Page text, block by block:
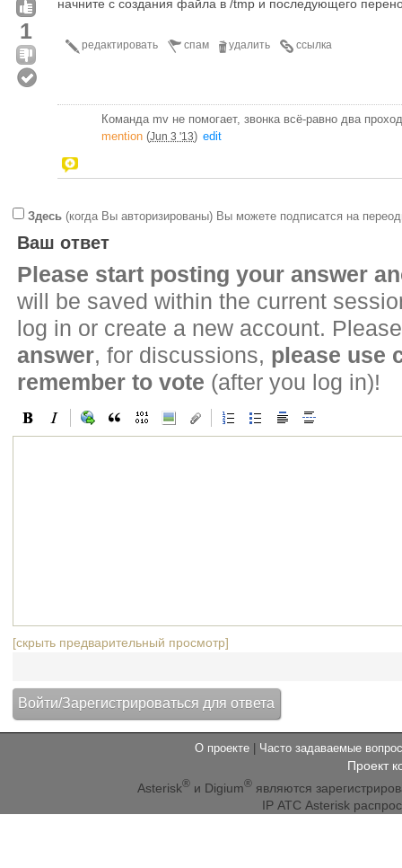
1
начните с создания файла в /tmp и последующего
ссылка
удалить
спам
редактировать
Команда mv не помогает, звонка всё-равно два
mention (Jun 3 '13) edit
Здесь (когда Вы авторизированы) Вы можете подписатся на
Ваш ответ
Please start posting your answer
will be saved within the current
log in or create a new account.
answer, for discussions, please use
remember to vote (after you log in)!
[скрыть предварительный просмотр]
О проекте Часто задаваемые
Проект
Asterisk® и Digium® являются
IP АТС Asterisk